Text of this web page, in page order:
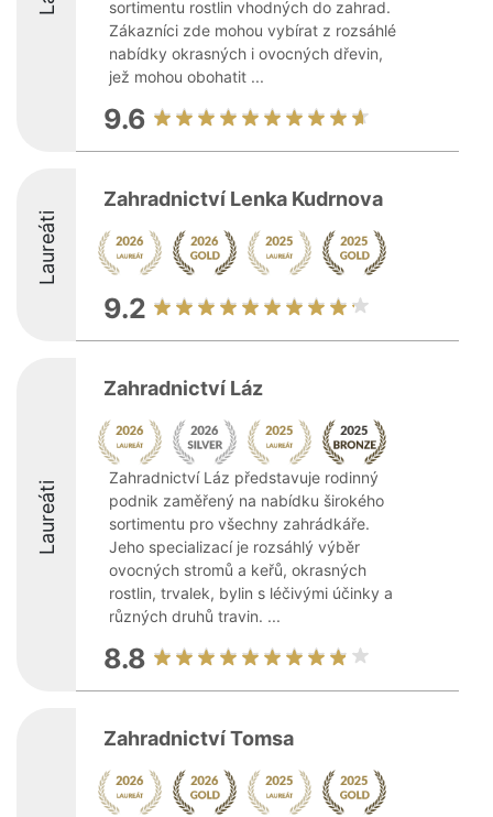
sortimentu rostlin vhodných do zahrad.
Zákazníci zde mohou vybírat z rozsáhlé
nabídky okrasných i ovocných dřevin,
jež mohou obohatit ...
9.6
Laureáti
Zahradnictví Lenka Kudrnova
9.2
Laureáti
Zahradnictví Láz
Zahradnictví Láz představuje rodinný
podnik zaměřený na nabídku širokého
sortimentu pro všechny zahrádkáře.
Jeho specializací je rozsáhlý výběr
ovocných stromů a keřů, okrasných
rostlin, trvalek, bylin s léčivými účinky a
různých druhů travin. ...
8.8
Zahradnictví Tomsa